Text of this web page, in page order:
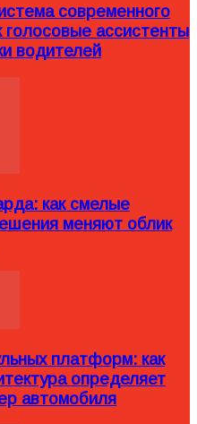
современного
голосовые ассистенты
водителей
как смелые
меняют облик
платформ: как
определяет
автомобиля